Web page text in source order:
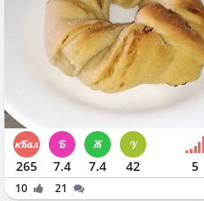
265 7.4 7.4 42 5
10 21